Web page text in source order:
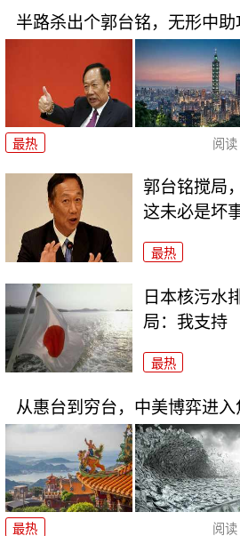
半路杀出个郭台铭，无形中助
最热 阅读
郭台铭搅局
这未必是坏
最热
日本核污水
局：我支持
最热
从惠台到穷台，中美博弈进
最热 阅读